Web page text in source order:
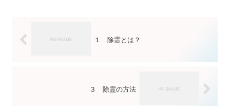
１ 除霊とは？
３ 除霊の方法